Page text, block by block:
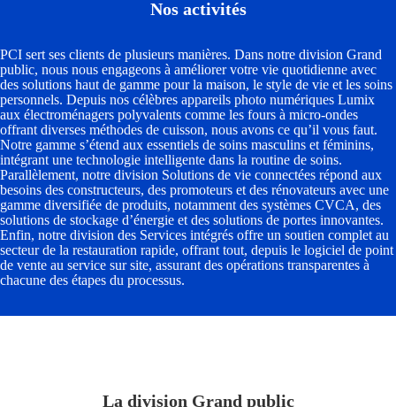
Nos activités
PCI sert ses clients de plusieurs manières. Dans notre division Grand
public, nous nous engageons à améliorer votre vie quotidienne avec
des solutions haut de gamme pour la maison, le style de vie et les soins
personnels. Depuis nos célèbres appareils photo numériques Lumix
aux électroménagers polyvalents comme les fours à micro-ondes
offrant diverses méthodes de cuisson, nous avons ce qu’il vous faut.
Notre gamme s’étend aux essentiels de soins masculins et féminins,
intégrant une technologie intelligente dans la routine de soins.
Parallèlement, notre division Solutions de vie connectées répond aux
besoins des constructeurs, des promoteurs et des rénovateurs avec une
gamme diversifiée de produits, notamment des systèmes CVCA, des
solutions de stockage d’énergie et des solutions de portes innovantes.
Enfin, notre division des Services intégrés offre un soutien complet au
secteur de la restauration rapide, offrant tout, depuis le logiciel de point
de vente au service sur site, assurant des opérations transparentes à
chacune des étapes du processus.
La division Grand public